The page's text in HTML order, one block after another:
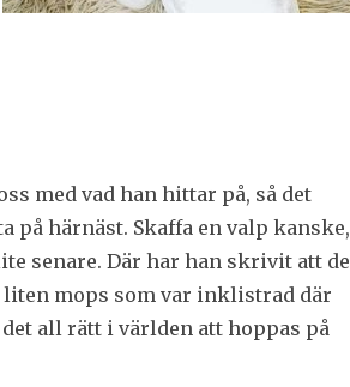
med vad han hittar på, så det
på härnäst. Skaffa en valp kanske,
senare. Där har han skrivit att de
mops som var inklistrad där
all rätt i världen att hoppas på